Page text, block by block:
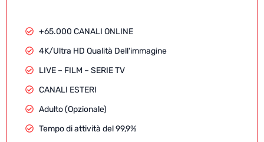
+65.000 CANALI ONLINE
4K/Ultra HD Qualità Dell'immagine
LIVE – FILM – SERIE TV
CANALI ESTERI
Adulto (Opzionale)
Tempo di attività del 99,9%